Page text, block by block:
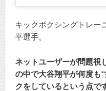
キックボクシングトレー
平選手。
ネットユーザーが問題視
の中で大谷翔平が何度も
クをしているという点で